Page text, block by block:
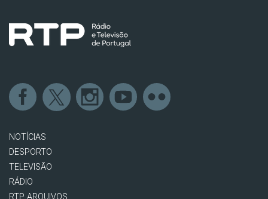
NOTÍCIAS
DESPORTO
TELEVISÃO
RÁDIO